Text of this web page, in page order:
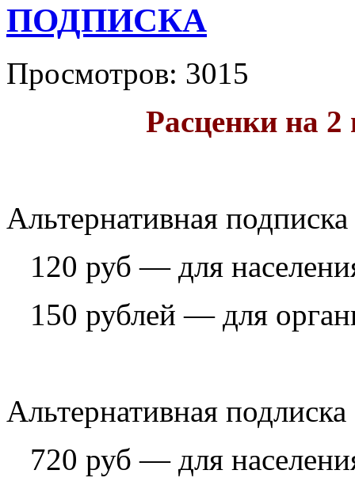
ПОДПИСКА
Просмотров: 3015
Расценки на 2
Альтернативная
120 руб — для
150 рублей — для
Альтернативная
720 руб — для